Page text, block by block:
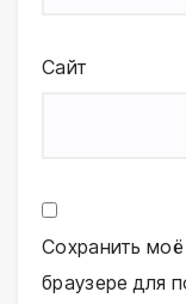
Сайт
Сохранить
браузере для